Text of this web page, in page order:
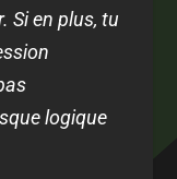
Si en plus, tu
logique